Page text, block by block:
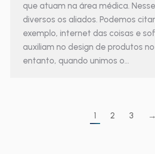
que atuam na área médica.
diversos os aliados. Podemos
exemplo, internet das coisas e
auxiliam no design de produtos
entanto, quando unimos o…
1 2 3 →